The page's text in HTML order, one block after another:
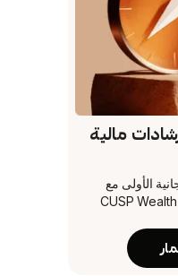
مالية
الأولى مع